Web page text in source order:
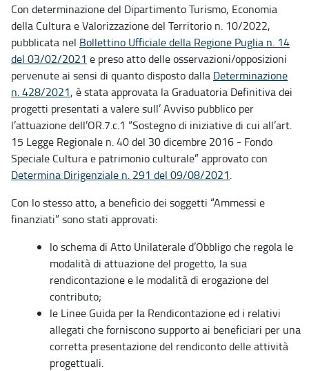
Con determinazione del Dipartimento Turismo, Economia
della Cultura e Valorizzazione del Territorio n. 10/2022,
pubblicata nel Bollettino Ufficiale della Regione Puglia n. 14
del 03/02/2021 e preso atto delle osservazioni/opposizioni
pervenute ai sensi di quanto disposto dalla Determinazione
n. 428/2021, è stata approvata la Graduatoria Definitiva dei
progetti presentati a valere sull’ Avviso pubblico per
l’attuazione dell’OR.7.c.1 “Sostegno di iniziative di cui all’art.
15 Legge Regionale n. 40 del 30 dicembre 2016 - Fondo
Speciale Cultura e patrimonio culturale” approvato con
Determina Dirigenziale n. 291 del 09/08/2021.
Con lo stesso atto, a beneficio dei soggetti “Ammessi e
finanziati” sono stati approvati:
lo schema di Atto Unilaterale d’Obbligo che regola le
modalità di attuazione del progetto, la sua
rendicontazione e le modalità di erogazione del
contributo;
le Linee Guida per la Rendicontazione ed i relativi
allegati che forniscono supporto ai beneficiari per una
corretta presentazione del rendiconto delle attività
progettuali.